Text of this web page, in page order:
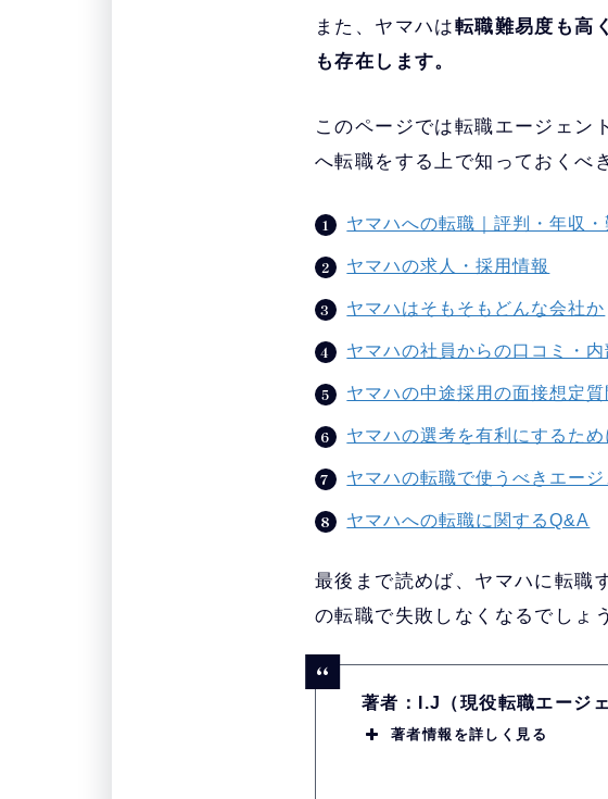
また、ヤマハは転職難易度も高
も存在します。
このページでは転職エージェン
へ転職をする上で知っておくべ
ヤマハへの転職｜評判・年収
ヤマハの求人・採用情報
ヤマハはそもそもどんな会社か
ヤマハの社員からの口コミ・
ヤマハの中途採用の面接想定
ヤマハの選考を有利にするた
ヤマハの転職で使うべきエー
ヤマハへの転職に関するQ&A
最後まで読めば、ヤマハに転職
の転職で失敗しなくなるでしょ
著者：I.J（現役転職エージェ
著者情報を詳しく見る